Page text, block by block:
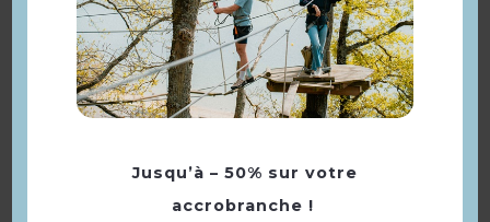
À voir aussi ...
Jusqu’à – 50% sur votre
accrobranche !